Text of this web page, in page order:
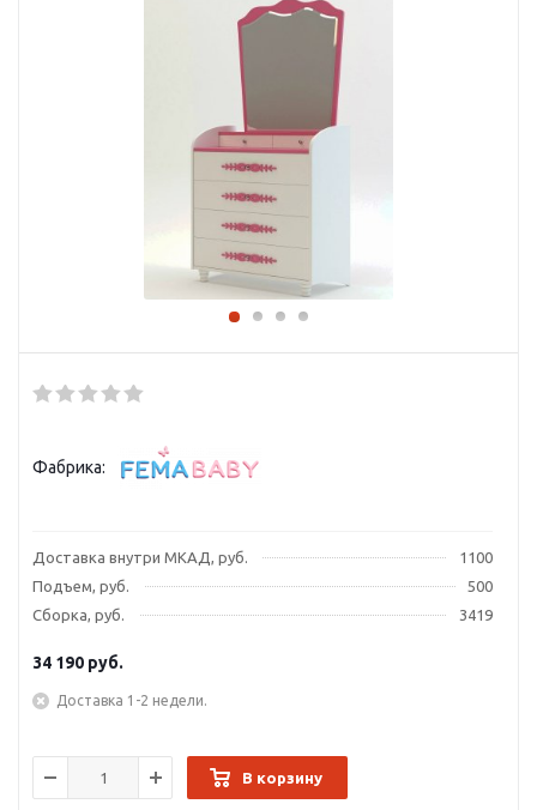
Фабрика:
Доставка внутри МКАД, руб.
1100
Подъем, руб.
500
Сборка, руб.
3419
34 190 руб.
Доставка 1-2 недели.
В корзину